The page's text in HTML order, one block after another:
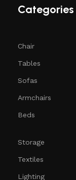
Categories
Chair
Tables
Sofas
Armchairs
Beds
Storage
Textiles
Lighting